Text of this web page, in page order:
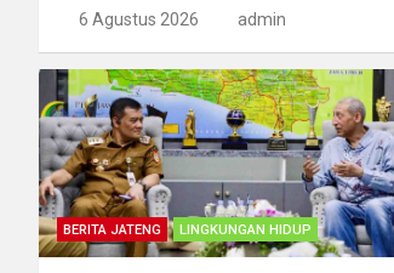
6 Agustus 2026 admin
BERITA JATENG LINGKUNGAN HIDUP